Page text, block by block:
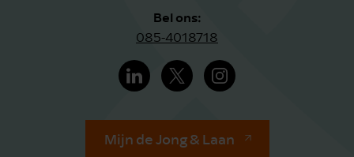
Bel ons:
085-4018718
Mijn de Jong & Laan